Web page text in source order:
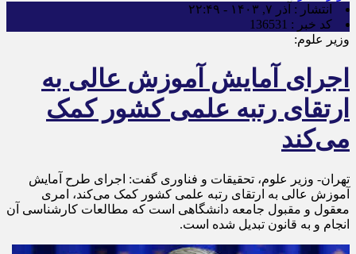
انتشار : آذر ۷, ۱۴۰۳ - ۲۲:۴۹
کد خبر : 136531
وزیر علوم:
اجرای آمایش آموزش عالی به
ارتقای رتبه علمی کشور کمک
می‌کند
تهران- وزیر علوم، تحقیقات و فناوری گفت: اجرای طرح آمایش
آموزش عالی به ارتقای رتبه علمی کشور کمک می‌کند، امری
معقول و مقبول جامعه دانشگاهی است که مطالعات کارشناسی آن
انجام و به قانون تبدیل شده است.